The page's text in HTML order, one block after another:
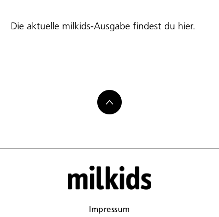
Die aktuelle milkids-Ausgabe findest du hier.
Impressum